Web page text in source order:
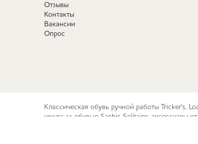
Отзывы
Контакты
Вакансии
Опрос
Классическая обувь ручной работы Tricker's,
ухода за обувью Saphir, Solitaire, аксессуары